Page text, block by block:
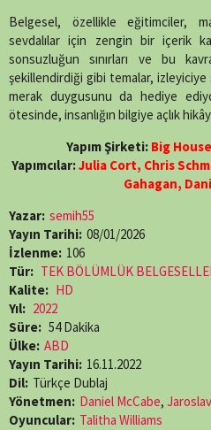
Belgesel, özellikle eğitimciler,
sevdalılar için zengin bir içerik
sonsuzluğun sınırları ve bu
şekillendirdiği gibi temalar, izleyiciye
merak duygusunu da hediye
ötesinde, insanlığın bilgiye açlık
Yapım Şirketi: Big
Yapımcılar:Julia Cort, Chris
Gahagan,
Yazar: semih55
Yayın Tarihi: 08/01/2026
İzlenme: 106
Tür: TEK BÖLÜMLÜK
Kalite: HD
Yıl: 2022
Süre: 54 Dakika
Ülke: ABD
Yayın Tarihi: 16.11.2022
Dil: Türkçe Dublaj
Yönetmen: Daniel McCabe,
Oyuncular: Talitha Williams